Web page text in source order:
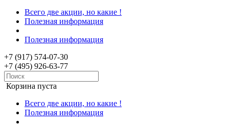
Всего две акции, но какие !
Полезная информация
Полезная информация
+7 (917) 574-07-30
+7 (495) 926-63-77
Корзина пуста
Всего две акции, но какие !
Полезная информация